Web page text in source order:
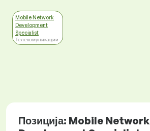
Mobile Network
Development
Specialist
Телекомуникации
Позиција: Mobile Network